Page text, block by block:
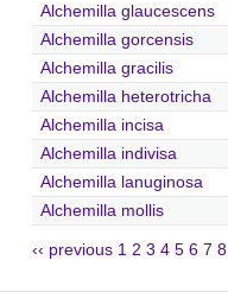
Alchemilla glaucescens
Alchemilla gorcensis
Alchemilla gracilis
Alchemilla heterotricha
Alchemilla incisa
Alchemilla indivisa
Alchemilla lanuginosa
Alchemilla mollis
‹‹ previous 1 2 3 4 5 6 7 8